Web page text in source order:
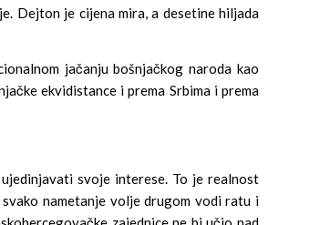
Dejton je cijena mira, a desetine hiljada
jačanju bošnjačkog naroda kao
ekvidistance i prema Srbima i prema
svoje interese. To je realnost
nametanje volje drugom vodi ratu i